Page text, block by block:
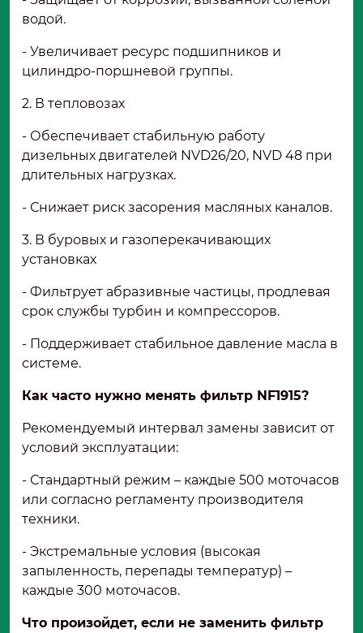
водой.
- Увеличивает ресурс подшипников и
цилиндро-поршневой группы.
2. В тепловозах
- Обеспечивает стабильную работу
дизельных двигателей NVD26/20, NVD 48 при
длительных нагрузках.
- Снижает риск засорения масляных каналов.
3. В буровых и газоперекачивающих
установках
- Фильтрует абразивные частицы, продлевая
срок службы турбин и компрессоров.
- Поддерживает стабильное давление масла в
системе.
Как часто нужно менять фильтр NF1915?
Рекомендуемый интервал замены зависит от
условий эксплуатации:
- Стандартный режим – каждые 500 моточасов
или согласно регламенту производителя
техники.
- Экстремальные условия (высокая
запыленность, перепады температур) –
каждые 300 моточасов.
Что произойдет, если не заменить фильтр